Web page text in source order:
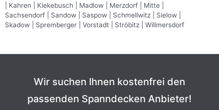
| Kahren | Kiekebusch | Madlow | Merzdorf | Mitte |
Sachsendorf | Sandow | Saspow | Schmellwitz | Sielow |
Skadow | Spremberger | Vorstadt | Ströbitz | Willmersdorf
Wir suchen Ihnen kostenfrei den
passenden Spanndecken Anbieter!